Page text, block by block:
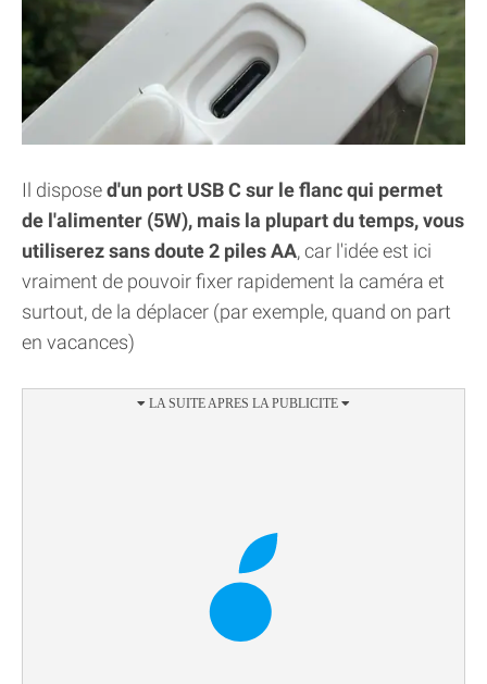
Il disposed'un port USB C sur le flanc qui permet
de l'alimenter (5W), mais la plupart du temps, vous
utiliserez sans doute 2 piles AA, car l'idée est ici
vraiment de pouvoir fixer rapidement la caméra et
surtout, de la déplacer (par exemple, quand on part
en vacances)